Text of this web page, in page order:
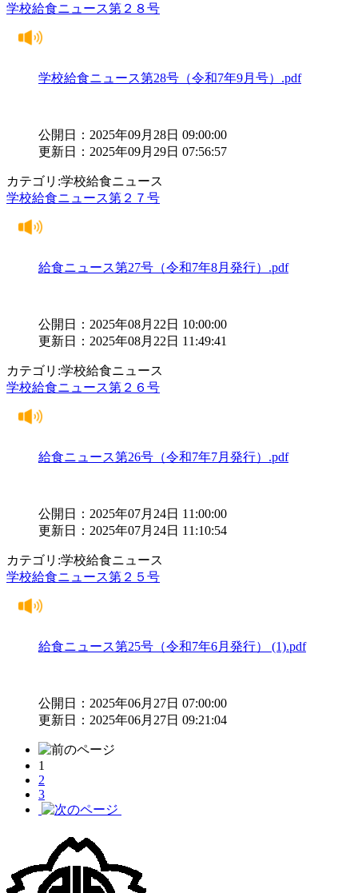
学校給食ニュース第２８号
学校給食ニュース第28号（令和7年9月号）.pdf
公開日：2025年09月28日 09:00:00
更新日：2025年09月29日 07:56:57
カテゴリ:学校給食ニュース
学校給食ニュース第２７号
給食ニュース第27号（令和7年8月発行）.pdf
公開日：2025年08月22日 10:00:00
更新日：2025年08月22日 11:49:41
カテゴリ:学校給食ニュース
学校給食ニュース第２６号
給食ニュース第26号（令和7年7月発行）.pdf
公開日：2025年07月24日 11:00:00
更新日：2025年07月24日 11:10:54
カテゴリ:学校給食ニュース
学校給食ニュース第２５号
給食ニュース第25号（令和7年6月発行） (1).pdf
公開日：2025年06月27日 07:00:00
更新日：2025年06月27日 09:21:04
1
2
3